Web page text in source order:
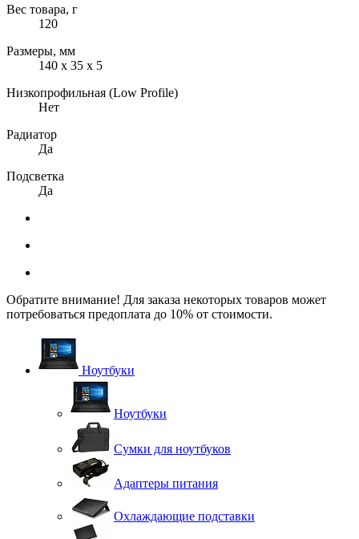
Вес товара, г
120
Размеры, мм
140 х 35 х 5
Низкопрофильная (Low Profile)
Нет
Радиатор
Да
Подсветка
Да
Обратите внимание! Для заказа некоторых товаров может
потребоваться предоплата до 10% от стоимости.
Ноутбуки
Ноутбуки
Сумки для ноутбуков
Адаптеры питания
Охлаждающие подставки